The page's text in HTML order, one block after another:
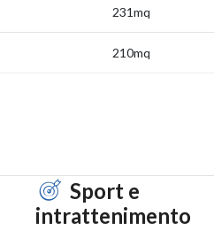
231mq
210mq
Sport e
intrattenimento